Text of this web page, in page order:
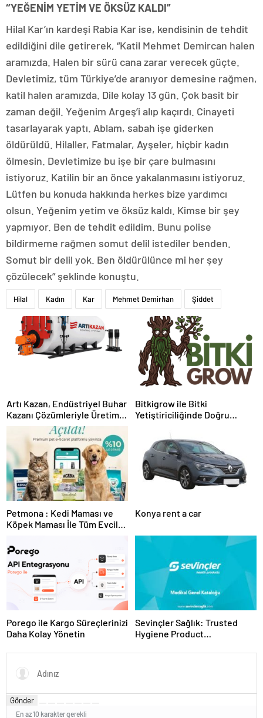
‘’YEĞENİM YETİM VE ÖKSÜZ KALDI”
Hilal Kar’ın kardeşi Rabia Kar ise, kendisinin de tehdit
edildiğini dile getirerek, “Katil Mehmet Demircan halen
aramızda. Halen bir sürü cana zarar verecek güçte.
Devletimiz, tüm Türkiye’de aranıyor demesine rağmen,
katil halen aramızda. Dile kolay 13 gün. Çok basit bir
zaman değil. Yeğenim Argeş’i alıp kaçırdı. Cinayeti
tasarlayarak yaptı. Ablam, sabah işe giderken
öldürüldü. Hilaller, Fatmalar, Ayşeler, hiçbir kadın
ölmesin. Devletimize bu işe bir çare bulmasını
istiyoruz. Katilin bir an önce yakalanmasını istiyoruz.
Lütfen bu konuda hakkında herkes bize yardımcı
olsun. Yeğenim yetim ve öksüz kaldı. Kimse bir şey
yapmıyor. Ben de tehdit edildim. Bunu polise
bildirmeme rağmen somut delil istediler benden.
Somut bir delil yok. Ben öldürülünce mi her şey
çözülecek” şeklinde konuştu.
Hilal Kadın Kar Mehmet Demirhan Şiddet
Artı Kazan, Endüstriyel Buhar
Kazanı Çözümleriyle Üretim
Tesislerine Verimli Sistemler
Sunuyor
Bitkigrow ile Bitki
Yetiştiriciliğinde Doğru
Petmona : Kedi Maması ve
Köpek Maması İle Tüm Evcil
Konya rent a car
Porego ile Kargo Süreçlerinizi
Daha Kolay Yönetin
Sevinçler Sağlık: Trusted
Hygiene Product
Gönder
En az 10 karakter gerekli